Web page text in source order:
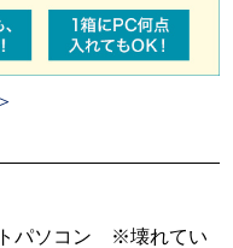
トパソコン ※壊れてい